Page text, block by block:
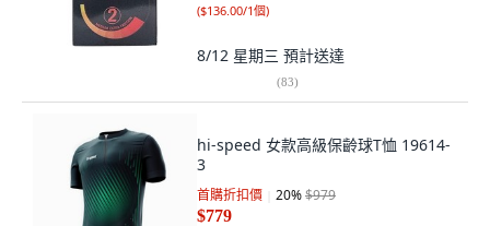
($136.00/1個)
8/12 星期三 預計送達
(83)
hi-speed 女款高級保齡球T恤 19614-
3
首購折扣價 20%$979
$779